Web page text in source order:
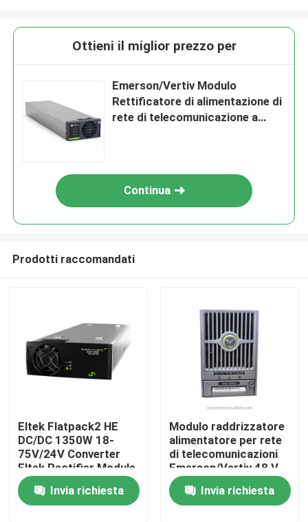
Casa
Chi siamo
Ottieni il miglior prezzo per
Emerson/Vertiv Modulo
Rettificatore di alimentazione di
rete di telecomunicazione a
Continua
Prodotti raccomandati
Eltek Flatpack2 HE
DC/DC 1350W 18-
75V/24V Converter
Eltek Rectifier Module
FP2 24V 48V
alimentazione
continua
Invia richiesta
Modulo raddrizzatore
alimentatore per rete
di telecomunicazioni
Emerson/Vertiv 48 V
CC 4000 W R48-
4000e R48-4000
Invia richiesta